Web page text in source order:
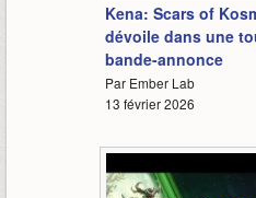
Kena: Scars of
dévoile dans une
bande-annonce
Par Ember Lab
13 février 2026